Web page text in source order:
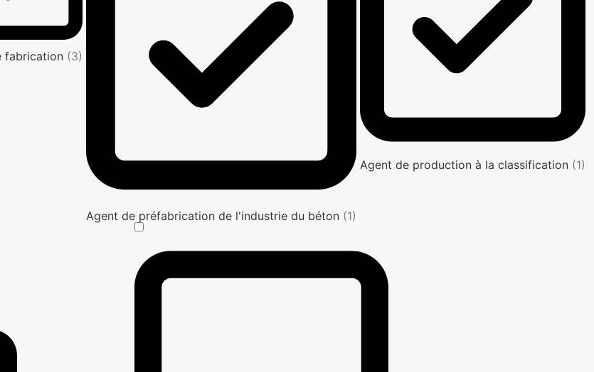
fabrication (3)
Agent de préfabrication de l'industrie du béton (1)
Agent de production à la classification (1)